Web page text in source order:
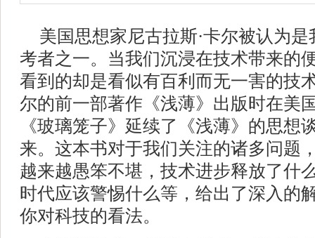
美国思想家尼古拉斯·卡尔被认为
考者之一。当我们沉浸在技术带来的
看到的却是看似有百利而无一害的技
尔的前一部著作《浅薄》出版时在美
《玻璃笼子》延续了《浅薄》的思想
来。这本书对于我们关注的诸多问题
越来越愚笨不堪，技术进步释放了什
时代应该警惕什么等，给出了深入的
你对科技的看法。